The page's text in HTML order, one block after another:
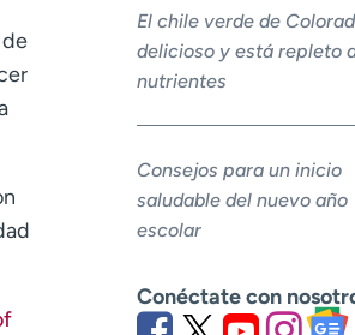
El chile verde de
delicioso y está repleto
nutrientes
Consejos para un inicio
saludable del nuevo año
escolar
Conéctate con